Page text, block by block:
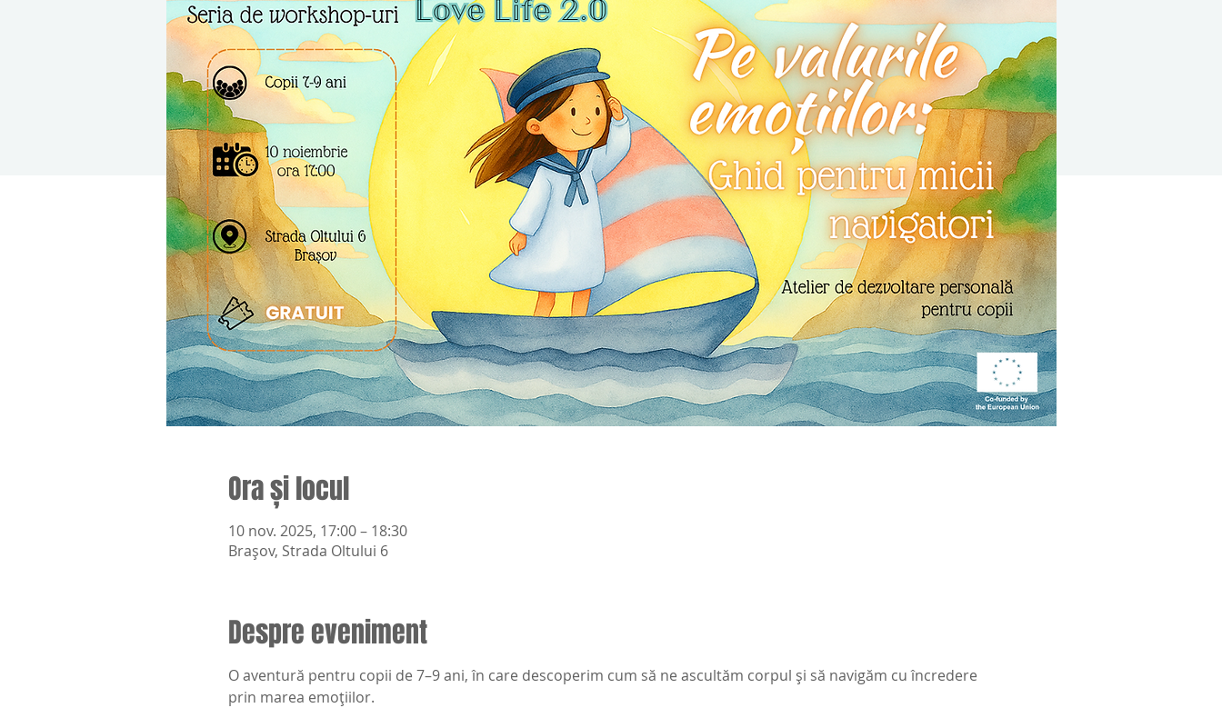
Ora și locul
10 nov. 2025, 17:00 – 18:30
Brașov, Strada Oltului 6
Despre eveniment
O aventură pentru copii de 7–9 ani, în care descoperim cum să ne ascultăm corpul și să navigăm cu încredere
prin marea emoțiilor.